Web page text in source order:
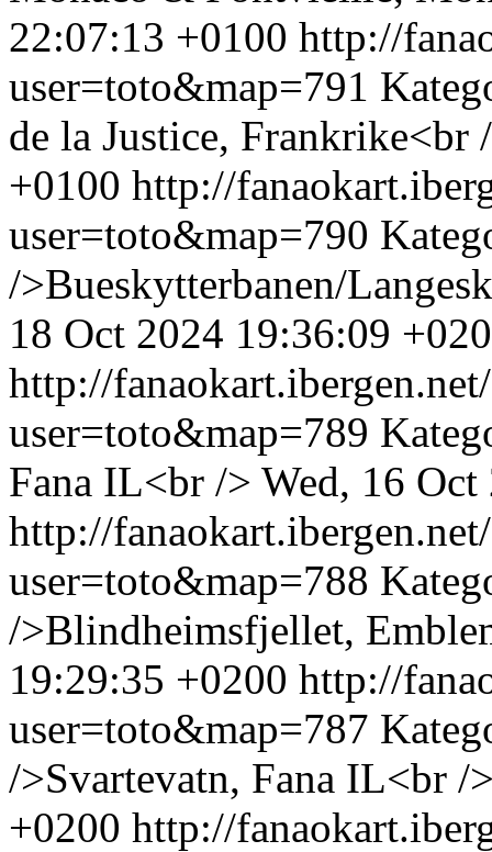
22:07:13 +0100 http://
user=toto&map=791
de la Justice, Frankrike<br
+0100 http://
user=toto&map=790
/>Bueskytterbanen/
18 Oct 2024 19:36:09
http://
user=toto&map=789
Fana IL<br /> Wed, 16
http://
user=toto&map=788
/>Blindheimsfjellet,
19:29:35 +0200 http://
user=toto&map=787
/>Svartevatn, Fana IL<br /
+0200 http://